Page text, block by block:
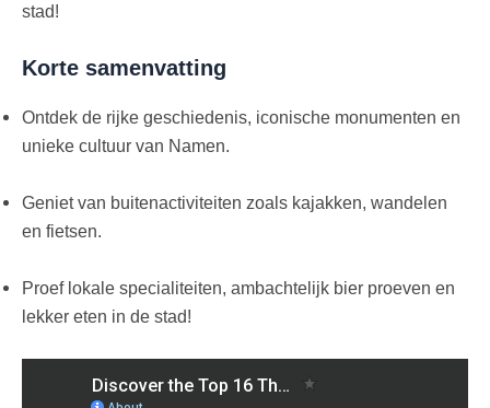
stad!
Korte samenvatting
Ontdek de rijke geschiedenis, iconische monumenten en
unieke cultuur van Namen.
Geniet van buitenactiviteiten zoals kajakken, wandelen
en fietsen.
Proef lokale specialiteiten, ambachtelijk bier proeven en
lekker eten in de stad!